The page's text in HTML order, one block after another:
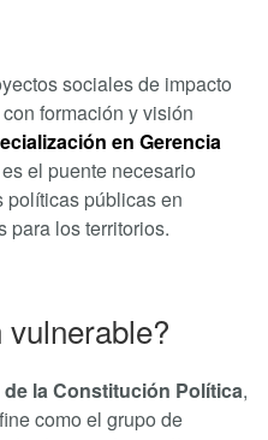
sociales de impacto
formación y visión
en Gerencia
es el puente necesario
políticas públicas en
para los territorios.
de la Constitución Política,
como el grupo de